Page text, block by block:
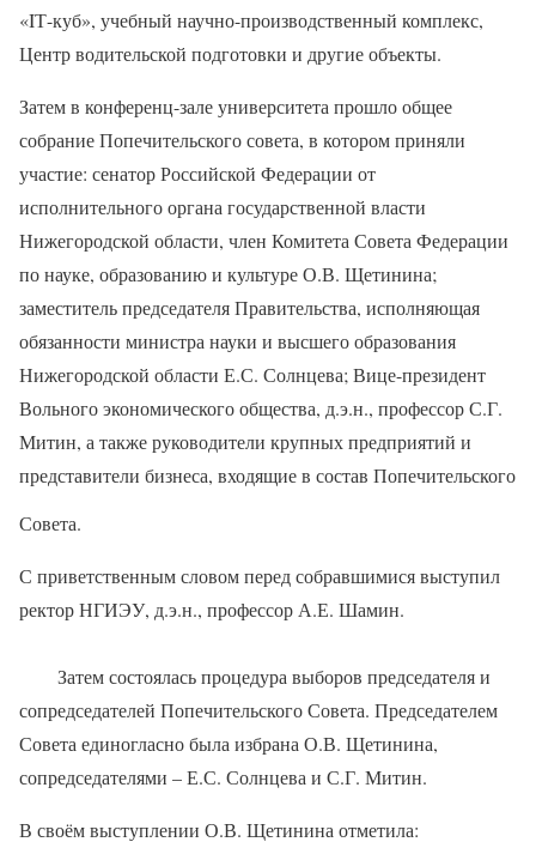
«IТ-куб», учебный научно-производственный комплекс,
Центр водительской подготовки и другие объекты.
Затем в конференц-зале университета прошло общее
собрание Попечительского совета, в котором приняли
участие: сенатор Российской Федерации от
исполнительного органа государственной власти
Нижегородской области, член Комитета Совета Федерации
по науке, образованию и культуре О.В. Щетинина;
заместитель председателя Правительства, исполняющая
обязанности министра науки и высшего образования
Нижегородской области Е.С. Солнцева; Вице-президент
Вольного экономического общества, д.э.н., профессор С.Г.
Митин, а также руководители крупных предприятий и
представители бизнеса, входящие в состав Попечительского
Совета.
С приветственным словом перед собравшимися выступил
ректор НГИЭУ, д.э.н., профессор А.Е. Шамин.
Затем состоялась процедура выборов председателя и
сопредседателей Попечительского Совета. Председателем
Совета единогласно была избрана О.В. Щетинина,
сопредседателями – Е.С. Солнцева и С.Г. Митин.
В своём выступлении О.В. Щетинина отметила: